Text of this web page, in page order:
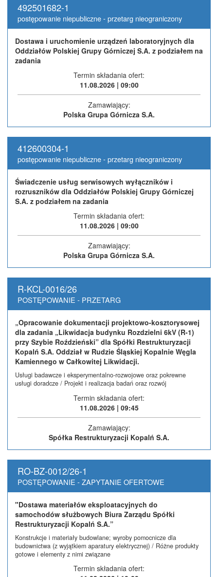
492501682-1
postępowanie niepubliczne - przetarg nieograniczony
Dostawa i uruchomienie urządzeń laboratoryjnych dla
Oddziałów Polskiej Grupy Górniczej S.A. z podziałem na
zadania
Termin składania ofert:
11.08.2026 | 09:00
Zamawiający:
Polska Grupa Górnicza S.A.
412600304-1
postępowanie niepubliczne - przetarg nieograniczony
Świadczenie usług serwisowych wyłączników i
rozruszników dla Oddziałów Polskiej Grupy Górniczej
S.A. z podziałem na zadania
Termin składania ofert:
11.08.2026 | 09:00
Zamawiający:
Polska Grupa Górnicza S.A.
R-KCL-0016/26
POSTĘPOWANIE - PRZETARG
„Opracowanie dokumentacji projektowo-kosztorysowej
dla zadania „Likwidacja budynku Rozdzielni 6kV (R-1)
przy Szybie Roździeński” dla Spółki Restrukturyzacji
Kopalń S.A. Oddział w Rudzie Śląskiej Kopalnie Węgla
Kamiennego w Całkowitej Likwidacji.
Usługi badawcze i eksperymentalno-rozwojowe oraz pokrewne
usługi doradcze / Projekt i realizacja badań oraz rozwój
Termin składania ofert:
11.08.2026 | 09:45
Zamawiający:
Spółka Restrukturyzacji Kopalń S.A.
RO-BZ-0012/26-1
POSTĘPOWANIE - ZAPYTANIE OFERTOWE
"Dostawa materiałów eksploatacyjnych do
samochodów służbowych Biura Zarządu Spółki
Restrukturyzacji Kopalń S.A.”
Konstrukcje i materiały budowlane; wyroby pomocnicze dla
budownictwa (z wyjątkiem aparatury elektrycznej) / Różne produkty
gotowe i elementy z nimi związane
Termin składania ofert: